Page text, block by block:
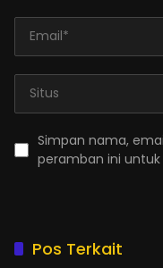
Simpan nama,
peramban ini
Pos Terkait